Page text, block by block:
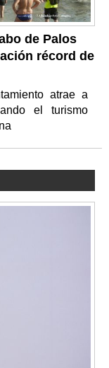
de Palos
récord de
atrae a
el turismo